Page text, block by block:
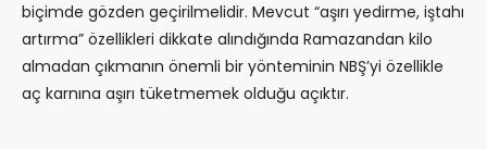
biçimde gözden geçirilmelidir. Mevcut “aşırı yedirme, iştahı
artırma” özellikleri dikkate alındığında Ramazandan kilo
almadan çıkmanın önemli bir yönteminin NBŞ’yi özellikle
aç karnına aşırı tüketmemek olduğu açıktır.